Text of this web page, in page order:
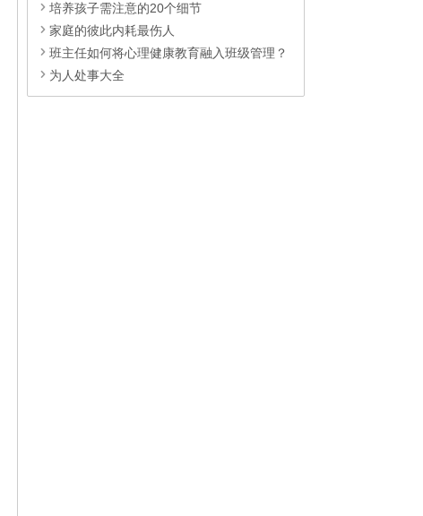
培养孩子需注意的20个细节
家庭的彼此内耗最伤人
班主任如何将心理健康教育融入班级管理？
为人处事大全